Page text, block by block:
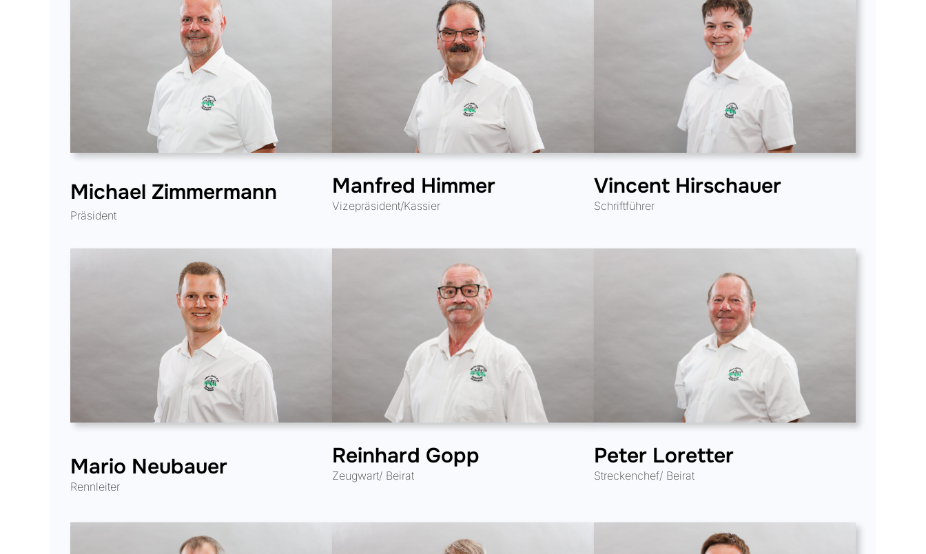
Michael Zimmermann
Präsident
Manfred Himmer
Vizepräsident/Kassier
Vincent Hirschauer
Schriftführer
Mario Neubauer
Rennleiter
Reinhard Gopp
Zeugwart/ Beirat
Peter Loretter
Streckenchef/ Beirat